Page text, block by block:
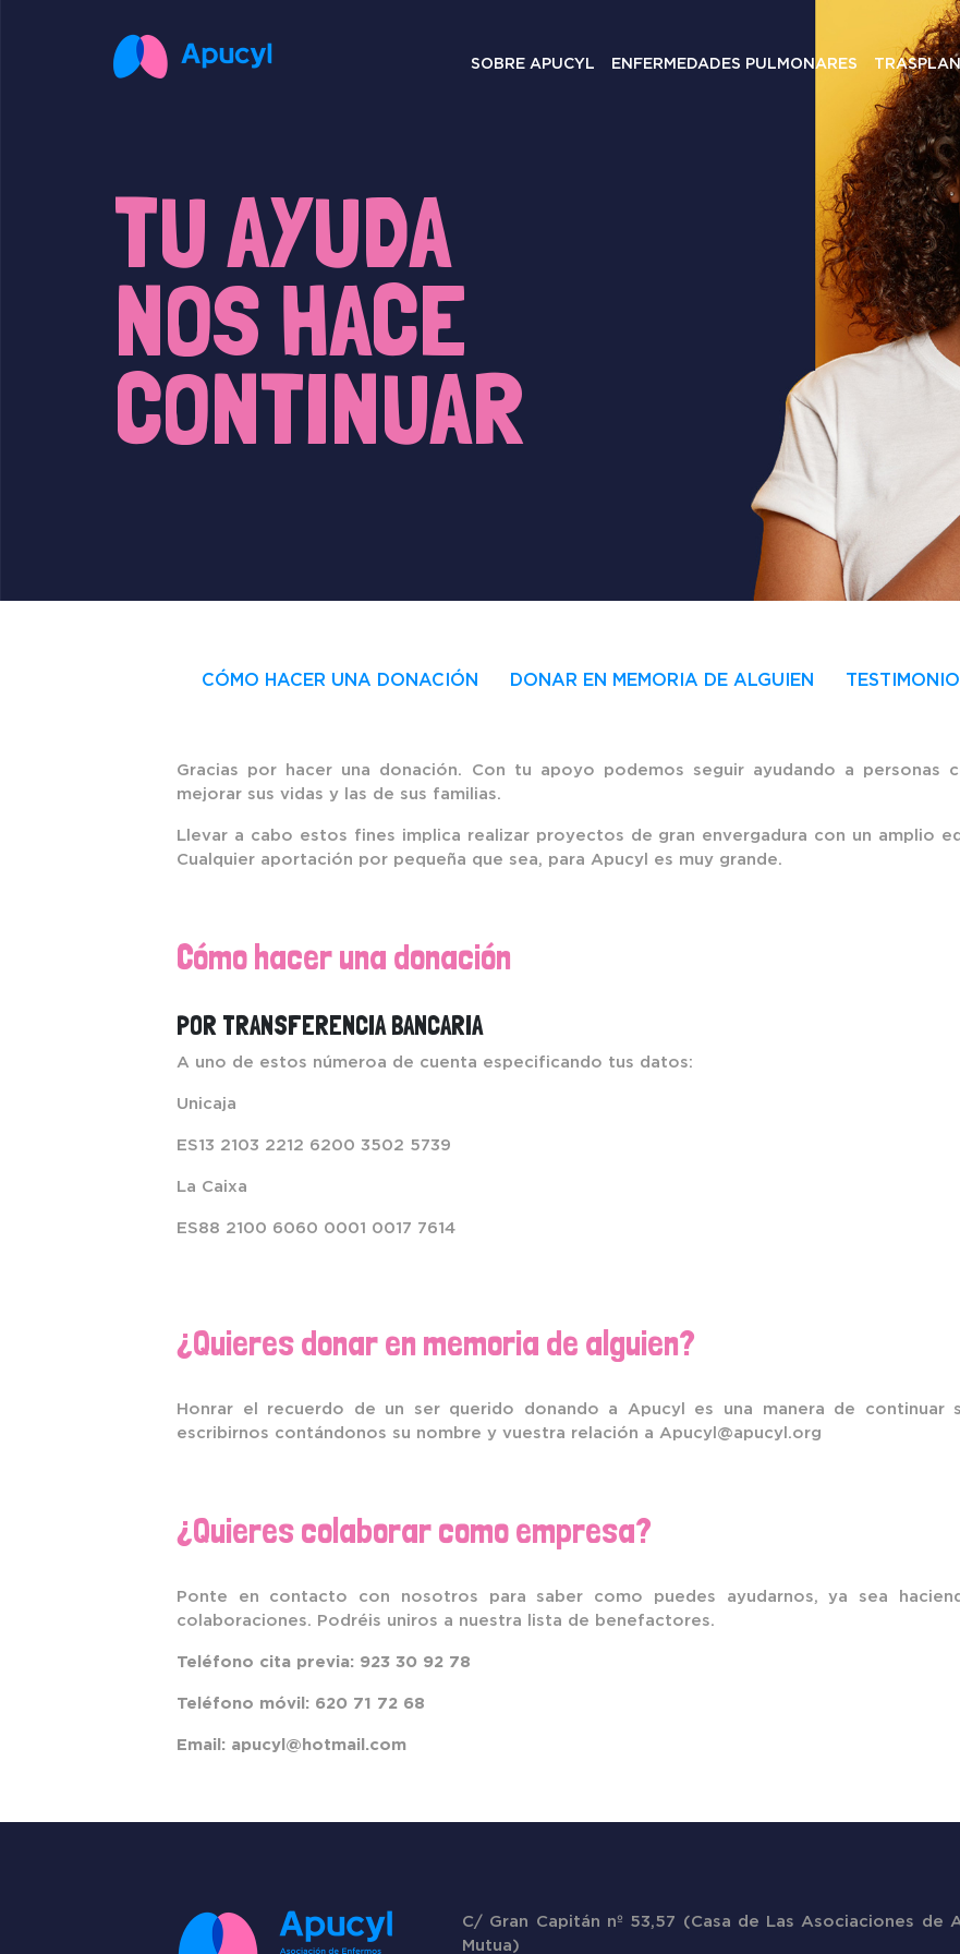
SOBRE APUCYL ENFERMEDADES PULMONARES
TU AYUDA
NOS HACE
CONTINUAR
CÓMO HACER UNA DONACIÓN DONAR EN MEMORIA DE ALGUIEN
Gracias por hacer una donación. Con tu apoyo podemos seguir ayudando a personas
mejorar sus vidas y las de sus familias.
Llevar a cabo estos fines implica realizar proyectos de gran envergadura con un amplio
Cualquier aportación por pequeña que sea, para Apucyl es muy grande.
Cómo hacer una donación
POR TRANSFERENCIA BANCARIA
A uno de estos númeroa de cuenta especificando tus datos:
Unicaja
ES13 2103 2212 6200 3502 5739
La Caixa
ES88 2100 6060 0001 0017 7614
¿Quieres donar en memoria de alguien?
Honrar el recuerdo de un ser querido donando a Apucyl es una manera de continuar
escribirnos contándonos su nombre y vuestra relación a Apucyl@apucyl.org
¿Quieres colaborar como empresa?
Ponte en contacto con nosotros para saber como puedes ayudarnos, ya sea
colaboraciones. Podréis uniros a nuestra lista de benefactores.
Teléfono cita previa: 923 30 92 78
Teléfono móvil: 620 71 72 68
Email: apucyl@hotmail.com
C/ Gran Capitán nº 53,57 (Casa de Las Asociaciones de
Mutua)